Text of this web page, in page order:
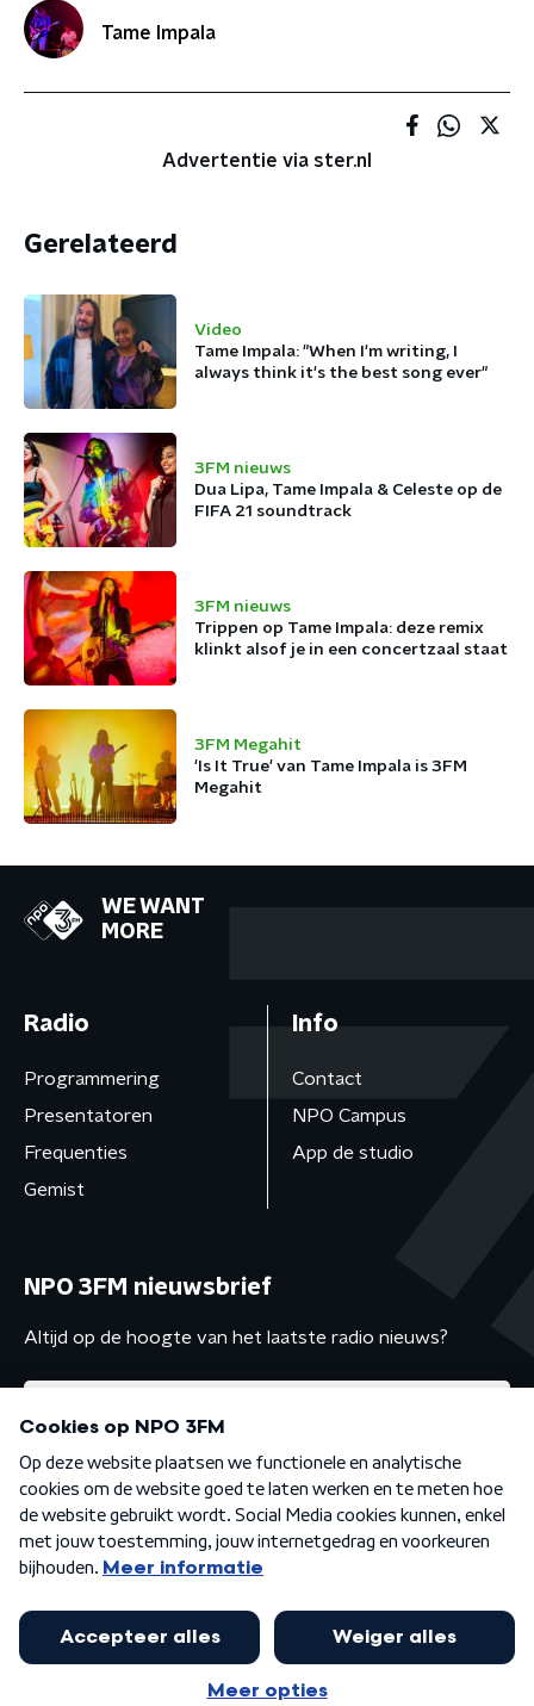
Tame Impala
Advertentie via ster.nl
Gerelateerd
Video
Tame Impala: "When I'm writing, I
always think it's the best song ever"
3FM nieuws
Dua Lipa, Tame Impala & Celeste op de
FIFA 21 soundtrack
3FM nieuws
Trippen op Tame Impala: deze remix
klinkt alsof je in een concertzaal staat
3FM Megahit
'Is It True' van Tame Impala is 3FM
Megahit
WE WANT
MORE
Radio
Programmering
Presentatoren
Frequenties
Gemist
Info
Contact
NPO Campus
App de studio
NPO 3FM nieuwsbrief
Altijd op de hoogte van het laatste radio nieuws?
Algemene voorwaarden Privacybeleid